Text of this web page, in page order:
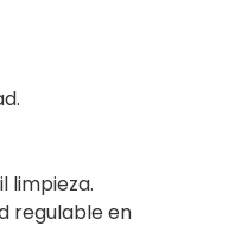
limpieza.
regulable en